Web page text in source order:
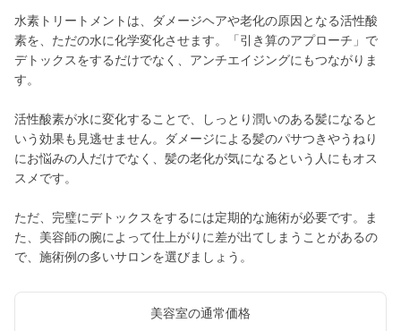
水素トリートメントは、ダメージヘアや老化の原因となる活性酸
素を、ただの水に化学変化させます。「引き算のアプローチ」で
デトックスをするだけでなく、アンチエイジングにもつながりま
す。
活性酸素が水に変化することで、しっとり潤いのある髪になると
いう効果も見逃せません。ダメージによる髪のパサつきやうねり
にお悩みの人だけでなく、髪の老化が気になるという人にもオス
スメです。
ただ、完璧にデトックスをするには定期的な施術が必要です。ま
た、美容師の腕によって仕上がりに差が出てしまうことがあるの
で、施術例の多いサロンを選びましょう。
美容室の通常価格